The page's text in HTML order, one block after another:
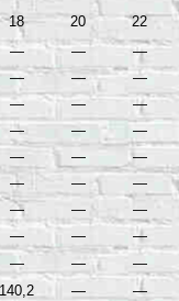
18 20 22
— — —
— — —
— — —
— — —
— — —
— — —
— — —
— — —
— — —
140,2 — —